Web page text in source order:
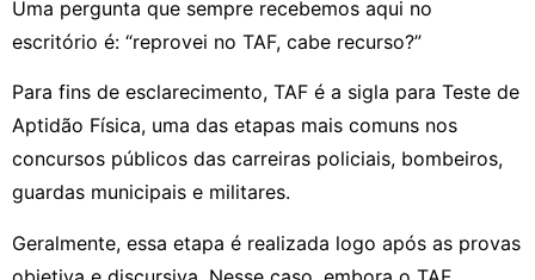
Uma pergunta que sempre recebemos aqui no
escritório é: “reprovei no TAF, cabe recurso?”
Para fins de esclarecimento, TAF é a sigla para Teste de
Aptidão Física, uma das etapas mais comuns nos
concursos públicos das carreiras policiais, bombeiros,
guardas municipais e militares.
Geralmente, essa etapa é realizada logo após as provas